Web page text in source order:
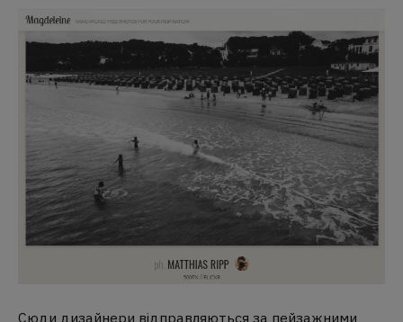
Сюди дизайнери відправляються за пейзажними